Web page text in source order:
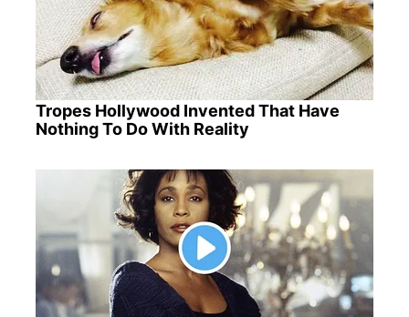
Tropes Hollywood Invented That Have
Nothing To Do With Reality